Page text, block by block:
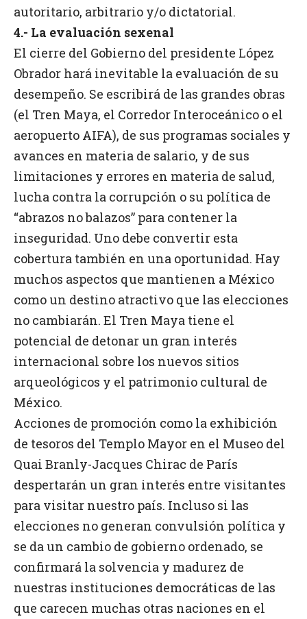
autoritario, arbitrario y/o dictatorial.
4.- La evaluación sexenal
El cierre del Gobierno del presidente López
Obrador hará inevitable la evaluación de su
desempeño. Se escribirá de las grandes obras
(el Tren Maya, el Corredor Interoceánico o el
aeropuerto AIFA), de sus programas sociales y
avances en materia de salario, y de sus
limitaciones y errores en materia de salud,
lucha contra la corrupción o su política de
“abrazos no balazos” para contener la
inseguridad. Uno debe convertir esta
cobertura también en una oportunidad. Hay
muchos aspectos que mantienen a México
como un destino atractivo que las elecciones
no cambiarán. El Tren Maya tiene el
potencial de detonar un gran interés
internacional sobre los nuevos sitios
arqueológicos y el patrimonio cultural de
México.
Acciones de promoción como la exhibición
de tesoros del Templo Mayor en el Museo del
Quai Branly-Jacques Chirac de París
despertarán un gran interés entre visitantes
para visitar nuestro país. Incluso si las
elecciones no generan convulsión política y
se da un cambio de gobierno ordenado, se
confirmará la solvencia y madurez de
nuestras instituciones democráticas de las
que carecen muchas otras naciones en el